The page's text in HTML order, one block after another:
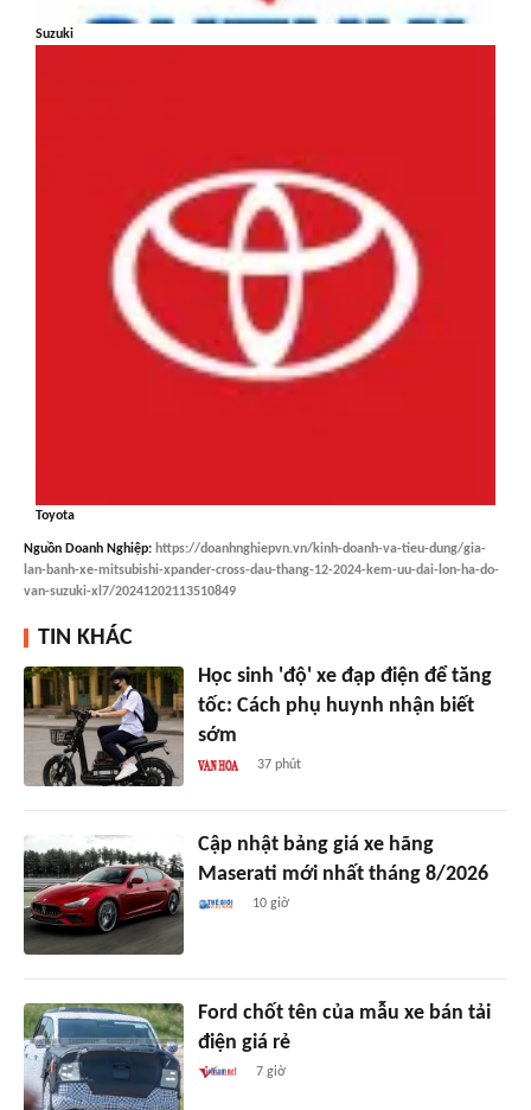
Suzuki
Toyota
Nguồn Doanh Nghiệp: https://doanhnghiepvn.vn/kinh-doanh-va-tieu-dung/gia-
lan-banh-xe-mitsubishi-xpander-cross-dau-thang-12-2024-kem-uu-dai-lon-ha-do-
van-suzuki-xl7/20241202113510849
TIN KHÁC
Học sinh 'độ' xe đạp điện để tăng
tốc: Cách phụ huynh nhận biết
sớm
37 phút
Cập nhật bảng giá xe hãng
Maserati mới nhất tháng 8/2026
10 giờ
Ford chốt tên của mẫu xe bán tải
điện giá rẻ
7 giờ